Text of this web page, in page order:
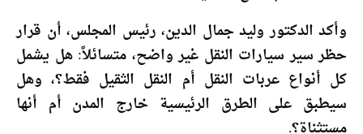
وأكد الدكتور وليد جمال الدين، رئيس المجلس، أن قرار
حظر سير سيارات النقل غير واضح، متسائلاً: هل يشمل
كل أنواع عربات النقل أم النقل الثقيل فقط؟، وهل
سيطبق على الطرق الرئيسية خارج المدن أم أنها
مستثناة؟.